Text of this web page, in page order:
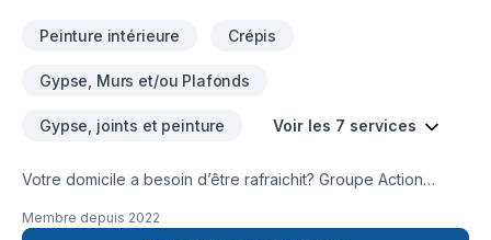
Peinture intérieure Crépis
Gypse, Murs et/ou Plafonds
Gypse, joints et peinture Voir les 7 services
Votre domicile a besoin d’être rafraichit? Groupe Action
votre revêtement extérieur. Nous offrons des services de
Membre depuis 2022